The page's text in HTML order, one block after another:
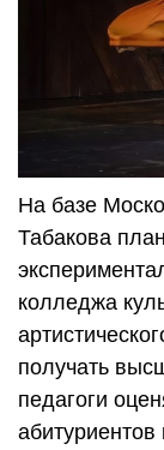
На базе
Табакова
колледжа
получать
педагоги